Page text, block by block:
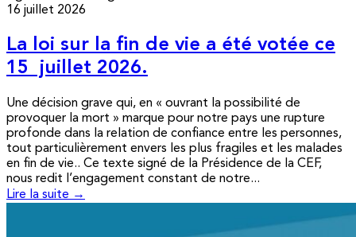
16 juillet 2026
La loi sur la fin de vie a été votée ce
15 juillet 2026.
Une décision grave qui, en « ouvrant la possibilité de
provoquer la mort » marque pour notre pays une rupture
profonde dans la relation de confiance entre les personnes,
tout particulièrement envers les plus fragiles et les malades
en fin de vie.. Ce texte signé de la Présidence de la CEF,
nous redit l’engagement constant de notre...
Lire la suite →